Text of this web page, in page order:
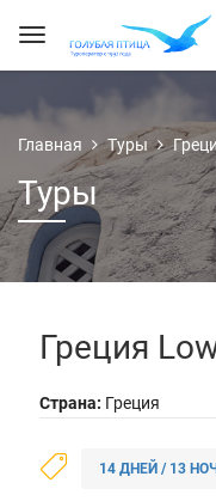
Главная Туры
Туры
Греция
Страна: Греция
14 ДНЕЙ / 13